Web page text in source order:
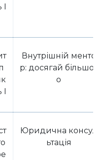
I
I
Внутрішній менто
р: досягай більшог
о
Юридична консул
ьтація